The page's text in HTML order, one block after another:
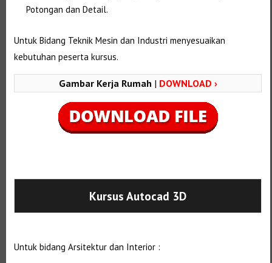
Potongan dan Detail.
Untuk Bidang Teknik Mesin dan Industri menyesuaikan
kebutuhan peserta kursus.
Gambar Kerja Rumah | DOWNLOAD ›
Kursus Autocad 3D
Untuk bidang Arsitektur dan Interior :